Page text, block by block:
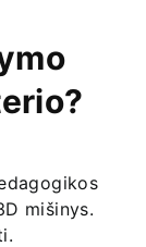
mišinys.